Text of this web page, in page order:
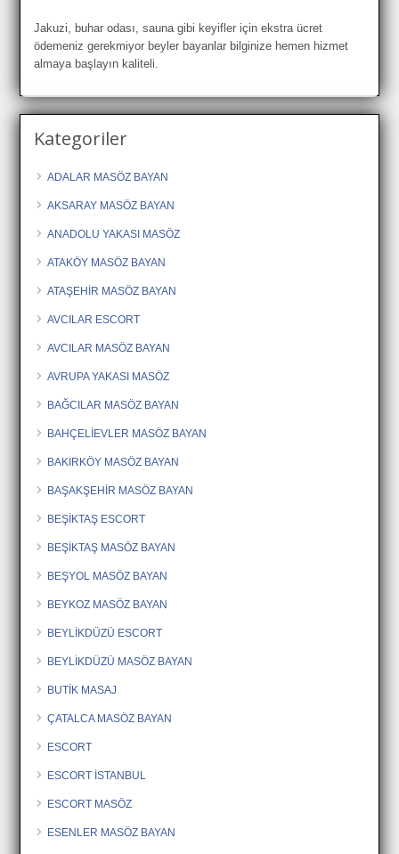
Jakuzi, buhar odası, sauna gibi keyifler için ekstra ücret
ödemeniz gerekmiyor beyler bayanlar bilginize hemen hizmet
almaya başlayın kaliteli.
Kategoriler
ADALAR MASÖZ BAYAN
AKSARAY MASÖZ BAYAN
ANADOLU YAKASI MASÖZ
ATAKÖY MASÖZ BAYAN
ATAŞEHİR MASÖZ BAYAN
AVCILAR ESCORT
AVCILAR MASÖZ BAYAN
AVRUPA YAKASI MASÖZ
BAĞCILAR MASÖZ BAYAN
BAHÇELİEVLER MASÖZ BAYAN
BAKIRKÖY MASÖZ BAYAN
BAŞAKŞEHİR MASÖZ BAYAN
BEŞİKTAŞ ESCORT
BEŞİKTAŞ MASÖZ BAYAN
BEŞYOL MASÖZ BAYAN
BEYKOZ MASÖZ BAYAN
BEYLİKDÜZÜ ESCORT
BEYLİKDÜZÜ MASÖZ BAYAN
BUTİK MASAJ
ÇATALCA MASÖZ BAYAN
ESCORT
ESCORT İSTANBUL
ESCORT MASÖZ
ESENLER MASÖZ BAYAN